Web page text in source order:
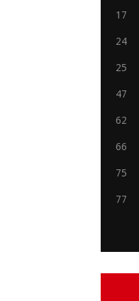
17
24
25
47
62
66
75
77